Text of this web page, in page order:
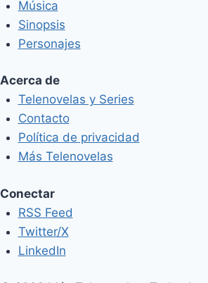
Música
Sinopsis
Personajes
Acerca de
Telenovelas y Series
Contacto
Política de privacidad
Más Telenovelas
Conectar
RSS Feed
Twitter/X
LinkedIn